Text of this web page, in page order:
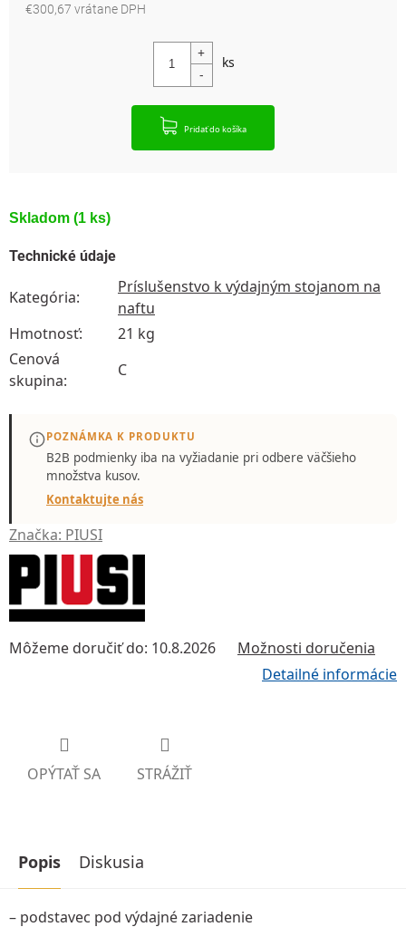
Skladom (1 ks)
Značka: PIUSI
Môžeme doručiť do: 10.8.2026 Možnosti doručenia
€300,67 vrátane DPH
Pridať do košíka
Detailné informácie
OPÝTAŤ SA STRÁŽIŤ
Technické údaje
Kategória:
Príslušenstvo k výdajným stojanom na
naftu
Hmotnosť:
21 kg
Cenová
skupina:
C
POZNÁMKA K PRODUKTU
B2B podmienky iba na vyžiadanie pri odbere väčšieho
množstva kusov.
Kontaktujte nás
Popis Diskusia
– podstavec pod výdajné zariadenie